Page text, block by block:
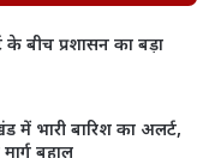
बीच प्रशासन का बड़ा
भारी बारिश का अलर्ट,